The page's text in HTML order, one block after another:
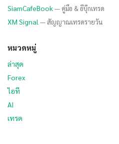
SiamCafeBook— คู่มือ & อีบุ๊กเทรด
XM Signal — สัญญาณเทรดรายวัน
หมวดหมู่
ล่าสุด
Forex
ไอที
AI
เทรด